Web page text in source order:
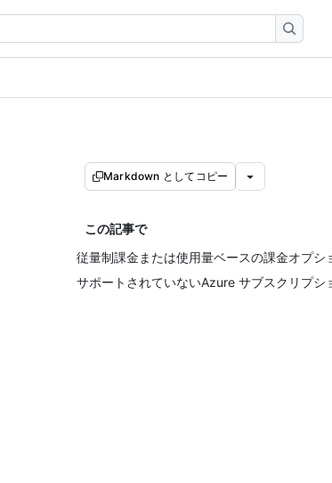
Markdown としてコピー
この記事で
従量制課金または使用量ベースの課金オプシ
サポートされていないAzure サブスクリプシ